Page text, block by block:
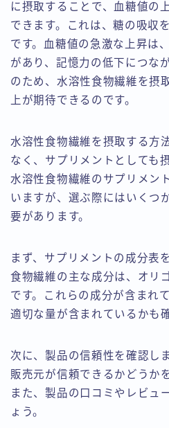
に摂取することで、血糖値の
できます。これは、糖の吸収
です。血糖値の急激な上昇は
があり、記憶力の低下につな
のため、水溶性食物繊維を摂
上が期待できるのです。
水溶性食物繊維を摂取する方
なく、サプリメントとしても
水溶性食物繊維のサプリメン
いますが、選ぶ際にはいくつ
要があります。
まず、サプリメントの成分表
食物繊維の主な成分は、オリ
です。これらの成分が含まれ
適切な量が含まれているかも
次に、製品の信頼性を確認し
販売元が信頼できるかどうか
また、製品の口コミやレビュ
ょう。